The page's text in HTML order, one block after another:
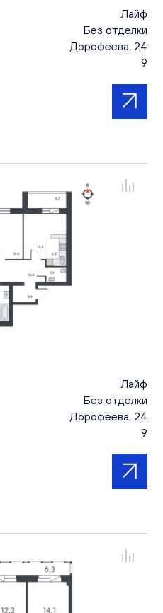
Лайф
Без отделки
Дорофеева, 24
9
Лайф
Без отделки
Дорофеева, 24
9